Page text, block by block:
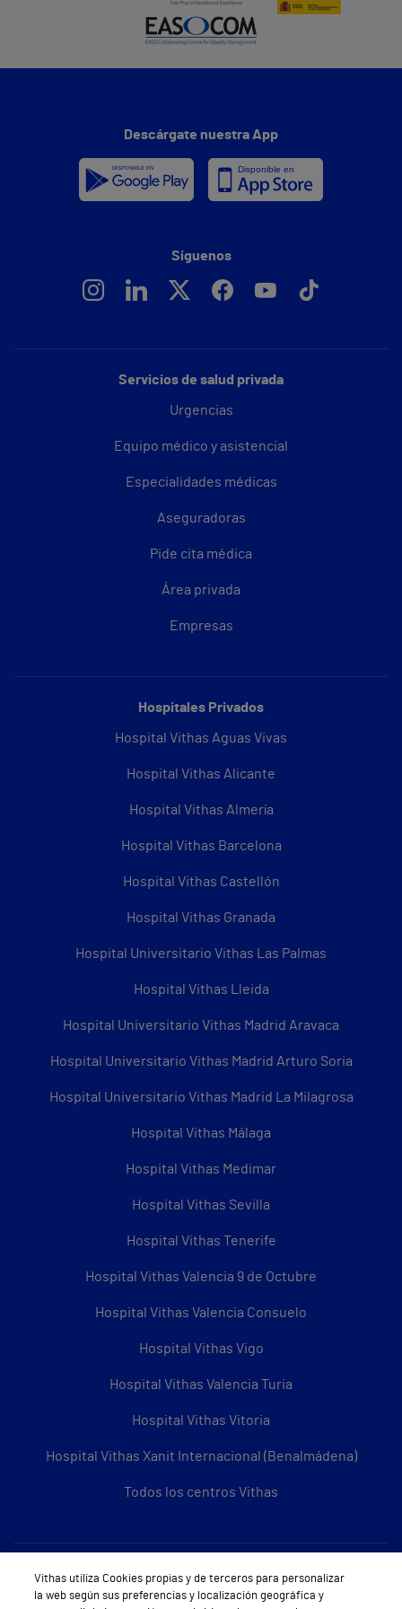
Servicios de salud privada
Urgencias
Equipo médico y asistencial
Especialidades médicas
Aseguradoras
Pide cita médica
Área privada
Empresas
Hospitales Privados
Hospital Vithas Aguas Vivas
Hospital Vithas Alicante
Hospital Vithas Almería
Hospital Vithas Barcelona
Hospital Vithas Castellón
Hospital Vithas Granada
Hospital Universitario Vithas Las Palmas
Hospital Vithas Lleida
Hospital Universitario Vithas Madrid Aravaca
Hospital Universitario Vithas Madrid Arturo Soria
Hospital Universitario Vithas Madrid La Milagrosa
Hospital Vithas Málaga
Hospital Vithas Medimar
Hospital Vithas Sevilla
Hospital Vithas Tenerife
Hospital Vithas Valencia 9 de Octubre
Hospital Vithas Valencia Consuelo
Hospital Vithas Vigo
Hospital Vithas Valencia Turia
Hospital Vithas Vitoria
Hospital Vithas Xanit Internacional (Benalmádena)
Todos los centros Vithas
Sobre Vithas
Quiénes somos
Descárgate nuestra App
Síguenos
Vithas utiliza Cookies propias y de terceros para personalizar
la web según sus preferencias y localización geográfica y